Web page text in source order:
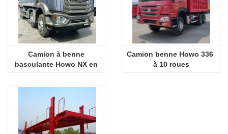
Camion à benne
basculante Howo NX en
Camion benne Howo 336
à 10 roues